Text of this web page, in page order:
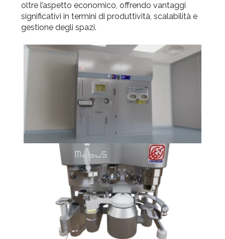
oltre l’aspetto economico, offrendo vantaggi
significativi in termini di produttività, scalabilità e
gestione degli spazi.